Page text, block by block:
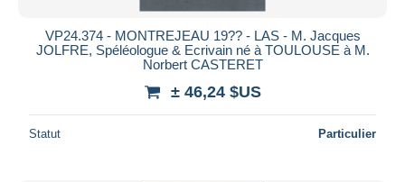
VP24.374 - MONTREJEAU 19?? - LAS - M. Jacques
JOLFRE, Spéléologue & Ecrivain né à TOULOUSE à M.
Norbert CASTERET
± 46,24 $US
Statut Particulier